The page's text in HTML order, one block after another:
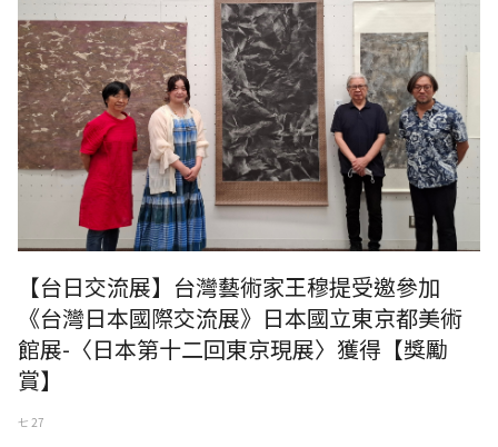
【台日交流展】台灣藝術家王穆提受邀參加
《台灣日本國際交流展》日本國立東京都美術
館展-〈日本第十二回東京現展〉獲得【獎勵
賞】
七 27